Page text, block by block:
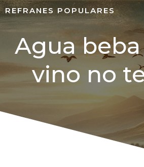
REFRANES POPULARES
Agua
vino no